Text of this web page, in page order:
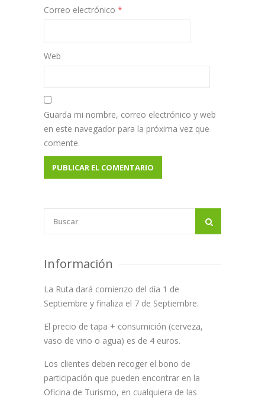
Correo electrónico *
Web
Guarda mi nombre, correo electrónico y web
en este navegador para la próxima vez que
comente.
Información
La Ruta dará comienzo del día 1 de
Septiembre y finaliza el 7 de Septiembre.
El precio de tapa + consumición (cerveza,
vaso de vino o agua) es de 4 euros.
Los clientes deben recoger el bono de
participación que pueden encontrar en la
Oficina de Turismo, en cualquiera de las